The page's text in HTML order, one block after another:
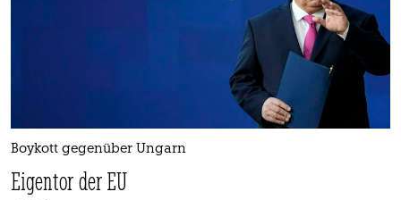
Boykott gegenüber Ungarn
Eigentor der EU